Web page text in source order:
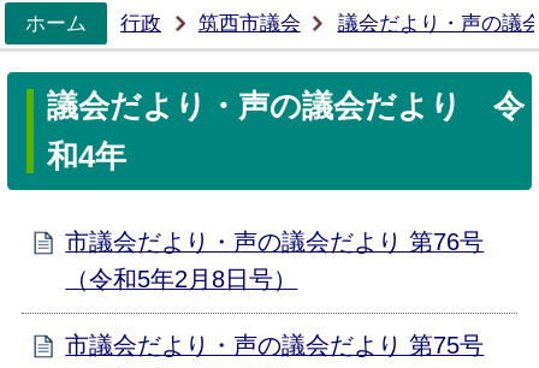
ホーム
行政 筑西市議会 議会だより・声の議
議会だより・声の議会だより 令
和4年
市議会だより・声の議会だより 第76号
（令和5年2月8日号）
市議会だより・声の議会だより 第75号